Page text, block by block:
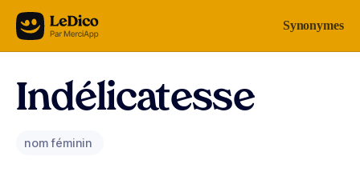
Aller au contenu Synonymes
Indélicatesse
nom féminin